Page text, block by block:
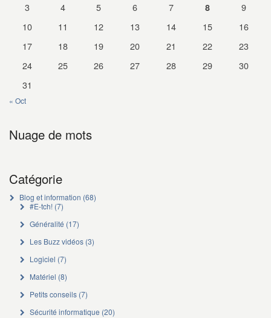
3
4 5 6 7 8
9
10
11 12 13 14 15
16
17
18 19 20 21 22
23
24
25 26 27 28 29
30
31
« Oct
Nuage de mots
Catégorie
Blog et information (68)
#E-tch!(7)
Généralité (17)
Les Buzz vidéos(3)
Logiciel (7)
Matériel (8)
Petits conseils(7)
Sécurité informatique (20)